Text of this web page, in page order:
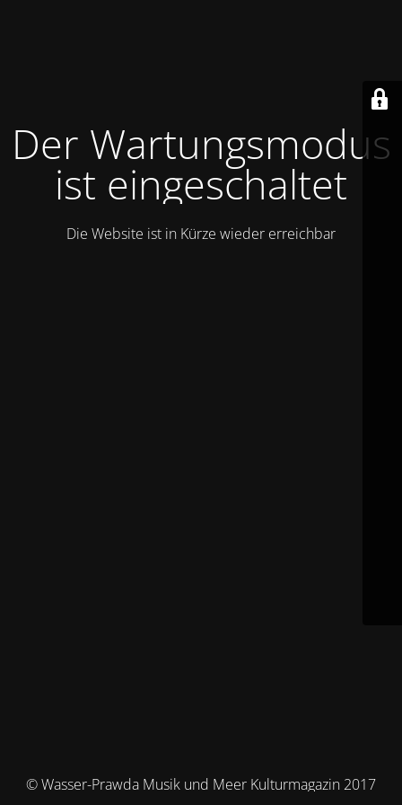
Der Wartungsmodus
ist eingeschaltet
Die Website ist in Kürze wieder erreichbar
© Wasser-Prawda Musik und Meer Kulturmagazin 2017